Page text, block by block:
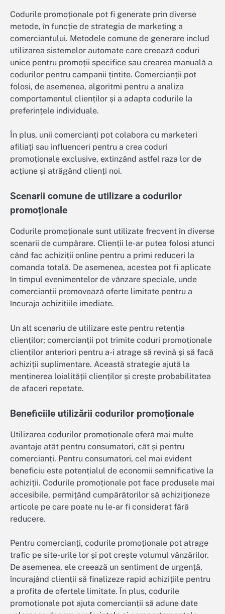
Codurile promoționale pot fi generate prin diverse
metode, în funcție de strategia de marketing a
comerciantului. Metodele comune de generare includ
utilizarea sistemelor automate care creează coduri
unice pentru promoții specifice sau crearea manuală a
codurilor pentru campanii țintite. Comercianții pot
folosi, de asemenea, algoritmi pentru a analiza
comportamentul clienților și a adapta codurile la
preferințele individuale.
În plus, unii comercianți pot colabora cu marketeri
afiliați sau influenceri pentru a crea coduri
promoționale exclusive, extinzând astfel raza lor de
acțiune și atrăgând clienți noi.
Scenarii comune de utilizare a codurilor
promoționale
Codurile promoționale sunt utilizate frecvent în diverse
scenarii de cumpărare. Clienții le-ar putea folosi atunci
când fac achiziții online pentru a primi reduceri la
comanda totală. De asemenea, acestea pot fi aplicate
în timpul evenimentelor de vânzare speciale, unde
comercianții promovează oferte limitate pentru a
încuraja achizițiile imediate.
Un alt scenariu de utilizare este pentru retenția
clienților; comercianții pot trimite coduri promoționale
clienților anteriori pentru a-i atrage să revină și să facă
achiziții suplimentare. Această strategie ajută la
menținerea loialității clienților și crește probabilitatea
de afaceri repetate.
Beneficiile utilizării codurilor promoționale
Utilizarea codurilor promoționale oferă mai multe
avantaje atât pentru consumatori, cât și pentru
comercianți. Pentru consumatori, cel mai evident
beneficiu este potențialul de economii semnificative la
achiziții. Codurile promoționale pot face produsele mai
accesibile, permițând cumpărătorilor să achiziționeze
articole pe care poate nu le-ar fi considerat fără
reducere.
Pentru comercianți, codurile promoționale pot atrage
trafic pe site-urile lor și pot crește volumul vânzărilor.
De asemenea, ele creează un sentiment de urgență,
încurajând clienții să finalizeze rapid achizițiile pentru
a profita de ofertele limitate. În plus, codurile
promoționale pot ajuta comercianții să adune date